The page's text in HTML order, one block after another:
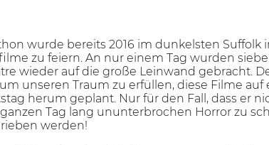
wurde bereits 2016 im dunkelsten Suffolk
zu feiern. An nur einem Tag wurden
wieder auf die große Leinwand gebracht.
unseren Traum zu erfüllen, diese Filme
herum geplant. Nur für den Fall, dass er
Tag lang ununterbrochen Horror zu
werden!